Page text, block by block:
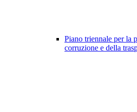
Piano triennale per la
corruzione e della